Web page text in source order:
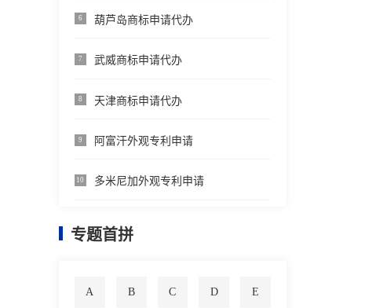
6 葫芦岛商标申请代办
7 武威商标申请代办
8 天津商标申请代办
9 阿富汗外观专利申请
10 多米尼加外观专利申请
专题首拼
A B C D E